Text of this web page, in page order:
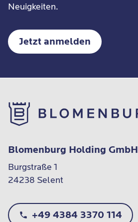
Neuigkeiten.
Jetzt anmelden
Blomenburg Holding GmbH
Burgstraße 1
24238 Selent
+49 4384 3370 114